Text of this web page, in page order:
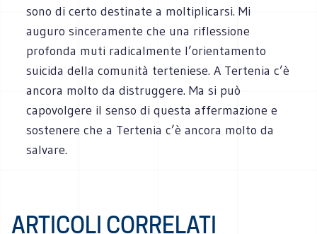
sono di certo destinate a moltiplicarsi. Mi
auguro sinceramente che una riflessione
profonda muti radicalmente l’orientamento
suicida della comunità terteniese. A Tertenia c’è
ancora molto da distruggere. Ma si può
capovolgere il senso di questa affermazione e
sostenere che a Tertenia c’è ancora molto da
salvare.
ARTICOLI CORRELATI